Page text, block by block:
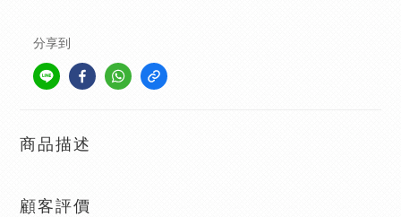
分享到
商品描述
顧客評價